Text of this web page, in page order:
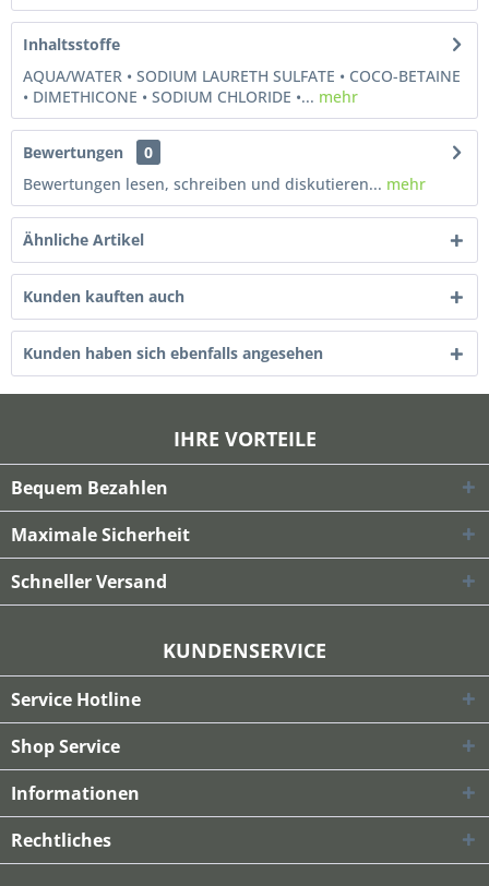
Inhaltsstoffe
AQUA/WATER • SODIUM LAURETH SULFATE • COCO-BETAINE
• DIMETHICONE • SODIUM CHLORIDE •... mehr
Bewertungen
0
Bewertungen lesen, schreiben und diskutieren... mehr
Ähnliche Artikel
Kunden kauften auch
Kunden haben sich ebenfalls angesehen
IHRE VORTEILE
Bequem Bezahlen
Maximale Sicherheit
Schneller Versand
KUNDENSERVICE
Service Hotline
Shop Service
Informationen
Rechtliches